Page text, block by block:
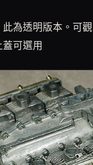
為透明版本。可
可選用